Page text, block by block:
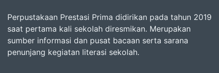
Perpustakaan Prestasi Prima didirikan pada tahun 2019
saat pertama kali sekolah diresmikan. Merupakan
sumber informasi dan pusat bacaan serta sarana
penunjang kegiatan literasi sekolah.